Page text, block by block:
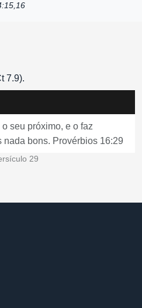
7.9).
seu próximo, e o faz
nada bons. Provérbios 16:29
29